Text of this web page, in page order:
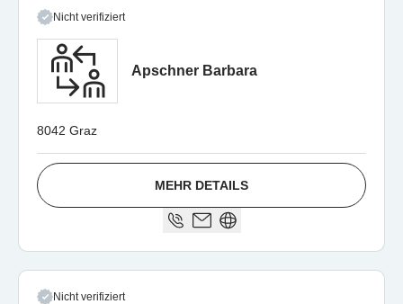
Nicht verifiziert
Apschner Barbara
8042 Graz
MEHR DETAILS
Nicht verifiziert